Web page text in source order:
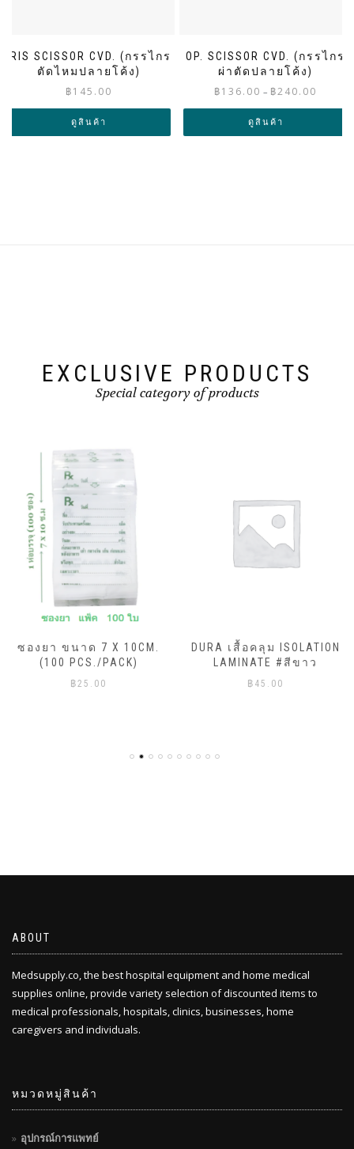
IRIS SCISSOR CVD. (กรรไกร
ตัดไหมปลายโค้ง)
฿145.00
ดูสินค้า
OP. SCISSOR CVD. (กรรไกร
ผ่าตัดปลายโค้ง)
฿136.00 – ฿240.00
range:
through
ดูสินค้า
EXCLUSIVE PRODUCTS
Special category of products
ซองยา ขนาด 7 X 10CM.
(100 PCS./PACK)
฿25.00
DURA เสื้อคลุม ISOLATION
LAMINATE #สีขาว
฿ 45.00
ABOUT
Medsupply.co, the best hospital equipment and home medical
supplies online, provide variety selection of discounted items to
medical professionals, hospitals, clinics, businesses, home
caregivers and individuals.
หมวดหมู่สินค้า
อุปกรณ์การแพทย์